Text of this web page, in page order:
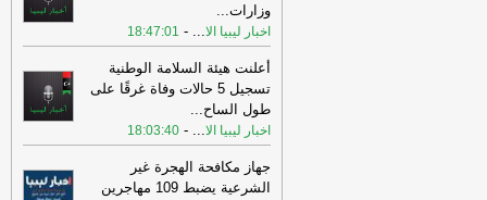
وزارات...
اخبار ليبيا الا...
-
18:47:01
أعلنت هيئة السلامة الوطنية
تسجيل 5 حالات وفاة غرقًا على
طول الساح...
اخبار ليبيا الا...
-
18:03:40
جهاز مكافحة الهجرة غير
الشرعية يضبط 109 مهاجرين